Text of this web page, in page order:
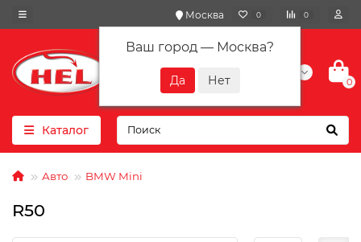
Москва
Ваш город — Москва?
0 0
+7(901) 417-10-01
0
Каталог
Авто BMW Mini
R50